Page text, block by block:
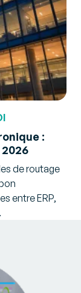
:
de routage
entre ERP,